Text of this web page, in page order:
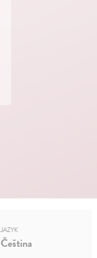
JAZYK
Čeština